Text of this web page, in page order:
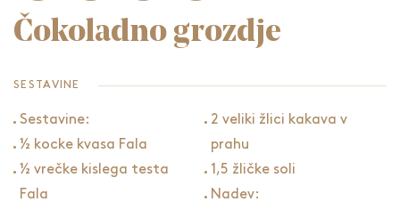
Čokoladno grozdje
SESTAVINE
Sestavine:
½ kocke kvasa Fala
½ vrečke kislega testa
Fala
2 veliki žlici kakava v
prahu
1,5 žličke soli
Nadev: